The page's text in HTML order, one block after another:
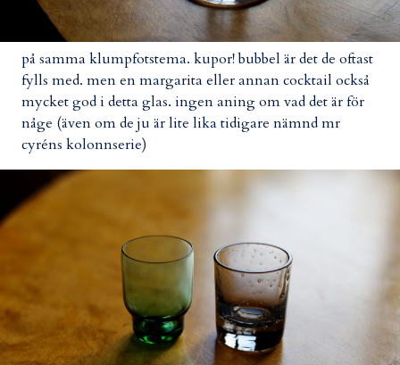
på samma klumpfotstema. kupor! bubbel är det de oftast
fylls med. men en margarita eller annan cocktail också
mycket god i detta glas. ingen aning om vad det är för
någe (även om de ju är lite lika tidigare nämnd mr
cyréns kolonnserie)